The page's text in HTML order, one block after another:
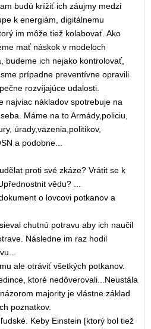
budú krížiť ich záujmy medzi
k energiám, digitálnemu
im môže tiež kolabovať. Ako
mať náskok v modeloch
budeme ich nejako kontrolovať,
prípadne preventívne opravili
rozvíjajúce udalosti.
najviac nákladov spotrebuje na
Máme na to Armády,policiu,
úrady,väzenia,politikov,
a podobne...
proti své zkáze? Vrátit se k
vědu? ...
o lovcovi potkanov a
chutnú potravu aby ich naučil
Následne im raz hodil
ale otráviť všetkých potkanov.
ktoré nedôverovali...Neustála
majority je vlástne základ
poznatkov.
Keby Einstein [ktorý bol tiež